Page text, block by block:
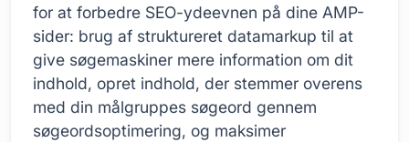
for at forbedre SEO-ydeevnen på dine AMP-
sider: brug af struktureret datamarkup til at
give søgemaskiner mere information om dit
indhold, opret indhold, der stemmer overens
med din målgruppes søgeord gennem
søgeordsoptimering, og maksimer